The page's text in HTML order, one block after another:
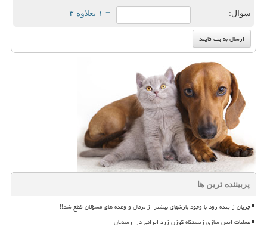
سوال: = ۱ بعلاوه ۳
پربیننده ترین ها
جریان زاینده رود با وجود بارشهای بیشتر از نرمال و وعده های مسؤلان قطع شد!!
عملیات ایمن سازی زیستگاه گوزن زرد ایرانی در ارسنجان